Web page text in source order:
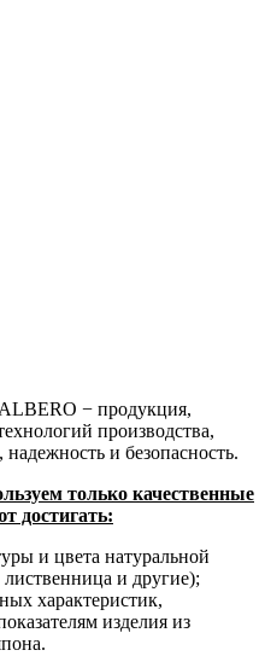
− продукция,
производства,
и безопасность.
только качественные
достигать:
и цвета натуральной
и другие);
характеристик,
изделия из